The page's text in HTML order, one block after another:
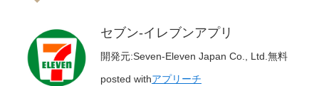
セブン‐イレブンアプリ
開発元:Seven-Eleven Japan Co., Ltd.無料
posted withアプリーチ